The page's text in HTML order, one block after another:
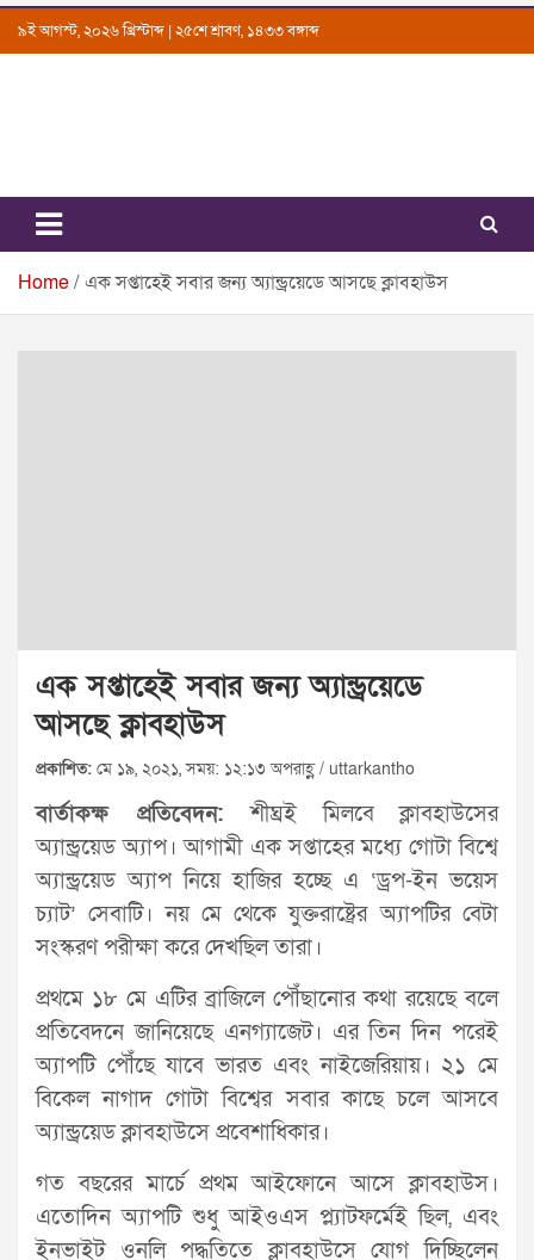
Skip৯ই আগস্ট, ২০২৬ খ্রিস্টাব্দ | ২৫শে শ্রাবণ, ১৪৩৩ বঙ্গাব্দ
Uttarkantho
News Portal
Home এক সপ্তাহেই সবার জন্য অ্যান্ড্রয়েডে আসছে ক্লাবহাউস
এক সপ্তাহেই সবার জন্য অ্যান্ড্রয়েডে
আসছে ক্লাবহাউস
প্রকাশিত: মে ১৯, ২০২১, সময়: ১২:১৩ অপরাহ্ণ / uttarkantho
বার্তাকক্ষ প্রতিবেদন:শীঘ্রই মিলবে ক্লাবহাউসের
অ্যান্ড্রয়েড অ্যাপ। আগামী এক সপ্তাহের মধ্যে গোটা বিশ্বে
অ্যান্ড্রয়েড অ্যাপ নিয়ে হাজির হচ্ছে এ ‘ড্রপ-ইন ভয়েস
চ্যাট’ সেবাটি। নয় মে থেকে যুক্তরাষ্ট্রের অ্যাপটির বেটা
সংস্করণ পরীক্ষা করে দেখছিল তারা।
প্রথমে ১৮ মে এটির ব্রাজিলে পৌঁছানোর কথা রয়েছে বলে
প্রতিবেদনে জানিয়েছে এনগ্যাজেট। এর তিন দিন পরেই
অ্যাপটি পৌঁছে যাবে ভারত এবং নাইজেরিয়ায়। ২১ মে
বিকেল নাগাদ গোটা বিশ্বের সবার কাছে চলে আসবে
অ্যান্ড্রয়েড ক্লাবহাউসে প্রবেশাধিকার।
গত বছরের মার্চে প্রথম আইফোনে আসে ক্লাবহাউস।
এতোদিন অ্যাপটি শুধু আইওএস প্ল্যাটফর্মেই ছিল, এবং
ইনভাইট ওনলি পদ্ধতিতে ক্লাবহাউসে যোগ দিচ্ছিলেন